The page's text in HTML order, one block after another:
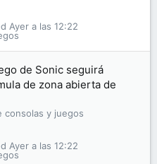
Ayer a las 12:22
de Sonic seguirá
de zona abierta de
consolas y juegos
Ayer a las 12:22